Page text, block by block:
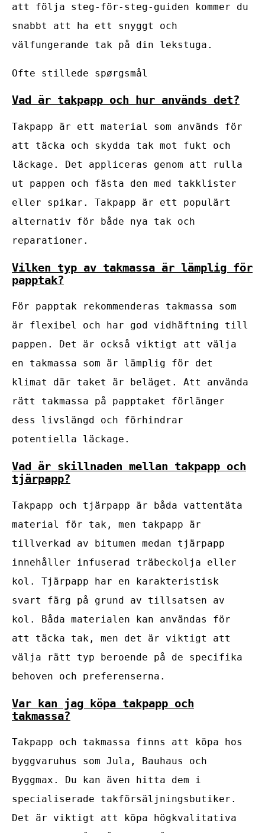
att följa steg-för-steg-guiden kommer du
snabbt att ha ett snyggt och
välfungerande tak på din lekstuga.
Ofte stillede spørgsmål
Vad är takpapp och hur används det?
Takpapp är ett material som används för
att täcka och skydda tak mot fukt och
läckage. Det appliceras genom att rulla
ut pappen och fästa den med takklister
eller spikar. Takpapp är ett populärt
alternativ för både nya tak och
reparationer.
Vilken typ av takmassa är lämplig för
papptak?
För papptak rekommenderas takmassa som
är flexibel och har god vidhäftning till
pappen. Det är också viktigt att välja
en takmassa som är lämplig för det
klimat där taket är beläget. Att använda
rätt takmassa på papptaket förlänger
dess livslängd och förhindrar
potentiella läckage.
Vad är skillnaden mellan takpapp och
tjärpapp?
Takpapp och tjärpapp är båda vattentäta
material för tak, men takpapp är
tillverkad av bitumen medan tjärpapp
innehåller infuserad träbeckolja eller
kol. Tjärpapp har en karakteristisk
svart färg på grund av tillsatsen av
kol. Båda materialen kan användas för
att täcka tak, men det är viktigt att
välja rätt typ beroende på de specifika
behoven och preferenserna.
Var kan jag köpa takpapp och
takmassa?
Takpapp och takmassa finns att köpa hos
byggvaruhus som Jula, Bauhaus och
Byggmax. Du kan även hitta dem i
specialiserade takförsäljningsbutiker.
Det är viktigt att köpa högkvalitativa